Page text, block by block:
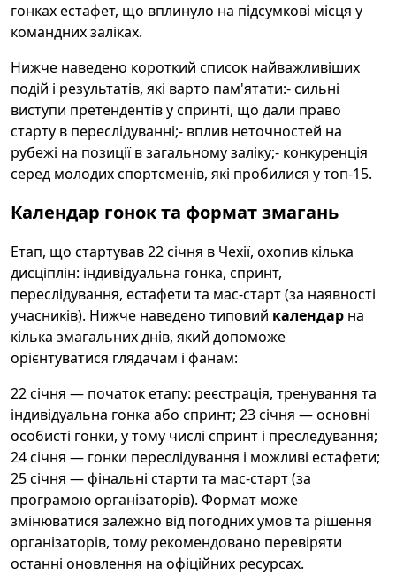
гонках естафет, що вплинуло на підсумкові місця у
командних заліках.
Нижче наведено короткий список найважливіших
подій і результатів, які варто пам'ятати:- сильні
виступи претендентів у спринті, що дали право
старту в переслідуванні;- вплив неточностей на
рубежі на позиції в загальному заліку;- конкуренція
серед молодих спортсменів, які пробилися у топ-15.
Календар гонок та формат змагань
Етап, що стартував 22 січня в Чехії, охопив кілька
дисціплін: індивідуальна гонка, спринт,
переслідування, естафети та мас-старт (за наявності
учасників). Нижче наведено типовий календар на
кілька змагальних днів, який допоможе
орієнтуватися глядачам і фанам:
22 січня — початок етапу: реєстрація, тренування та
індивідуальна гонка або спринт; 23 січня — основні
особисті гонки, у тому числі спринт і преследування;
24 січня — гонки переслідування і можливі естафети;
25 січня — фінальні старти та мас-старт (за
програмою організаторів). Формат може
змінюватися залежно від погодних умов та рішення
організаторів, тому рекомендовано перевіряти
останні оновлення на офіційних ресурсах.